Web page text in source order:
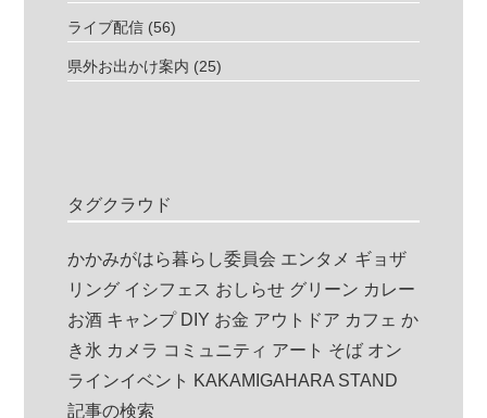
ライブ配信 (56)
県外お出かけ案内 (25)
タグクラウド
かかみがはら暮らし委員会 エンタメ ギョザ
リング イシフェス おしらせ グリーン カレー
お酒 キャンプ DIY お金 アウトドア カフェ か
き氷 カメラ コミュニティ アート そば オン
ラインイベント KAKAMIGAHARA STAND
記事の検索